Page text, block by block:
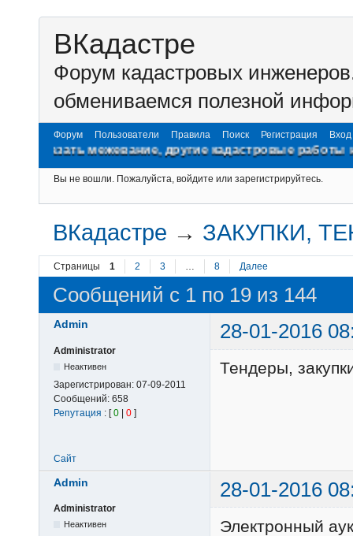
ВКадастре
Форум кадастровых
обмениваемся полезной
Форум Пользователи Правила Поиск Регистрация Вход
межевание, другие кадастровые работы на
Вы не вошли. Пожалуйста, войдите или зарегистрируйтесь.
ВКадастре → ЗАКУПКИ,
Страницы 1 2 3 8 Далее
Сообщений с 1 по 19 из 144
Admin 28-01-2016
Administrator
Неактивен
Зарегистрирован: 07-09-2011
Сообщений: 658
Репутация : [0 | 0 ]
Тендеры,
Сайт
Admin 28-01-2016
Administrator
Неактивен
Электронный